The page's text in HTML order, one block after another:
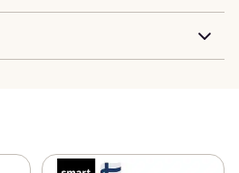
og annen tørrmat i
til sminke og toalettartikler i
holde rent enten gjennom
Lokk selges separat.